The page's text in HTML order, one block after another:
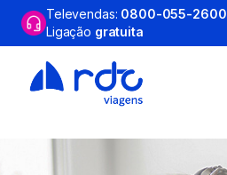
Televendas: 0800-055-2600
Ligação gratuita